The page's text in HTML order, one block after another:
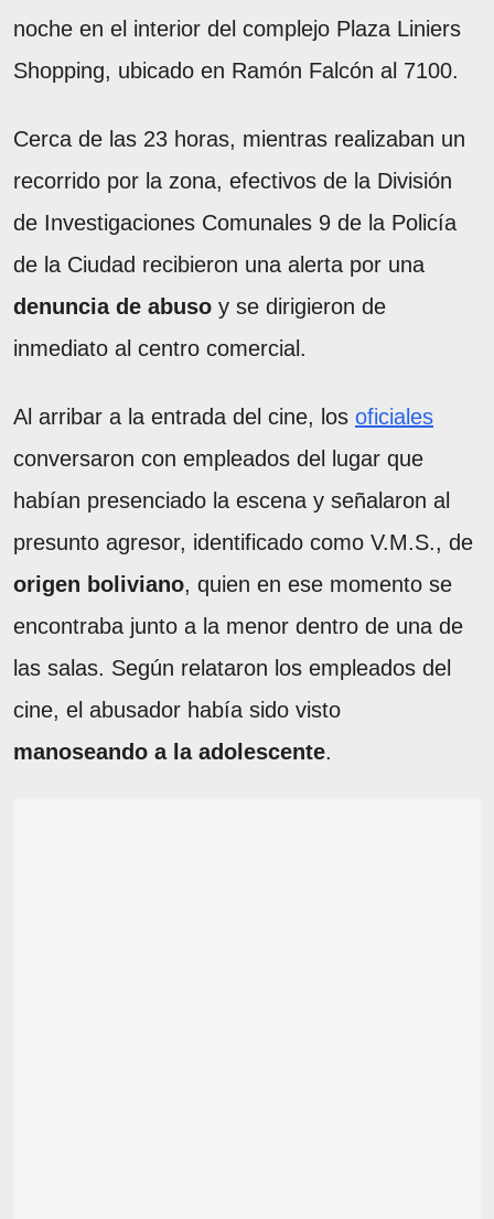
noche en el interior del complejo Plaza Liniers
Shopping, ubicado en Ramón Falcón al 7100.
Cerca de las 23 horas, mientras realizaban un
recorrido por la zona, efectivos de la División
de Investigaciones Comunales 9 de la Policía
de la Ciudad recibieron una alerta por una
denuncia de abuso y se dirigieron de
inmediato al centro comercial.
Al arribar a la entrada del cine, los oficiales
conversaron con empleados del lugar que
habían presenciado la escena y señalaron al
presunto agresor, identificado como V.M.S., de
origen boliviano, quien en ese momento se
encontraba junto a la menor dentro de una de
las salas. Según relataron los empleados del
cine, el abusador había sido visto
manoseando a la adolescente.